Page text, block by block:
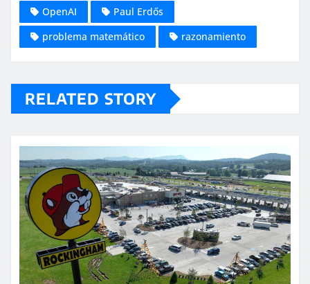
OpenAI
Paul Erdős
problema matemático
razonamiento
RELATED STORY